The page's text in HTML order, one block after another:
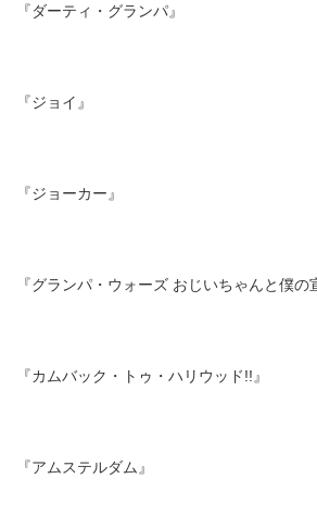
『ダーティ・グランパ』
『ジョイ』
『ジョーカー』
『グランパ・ウォーズ おじいちゃんと僕の
『カムバック・トゥ・ハリウッド!!』
『アムステルダム』